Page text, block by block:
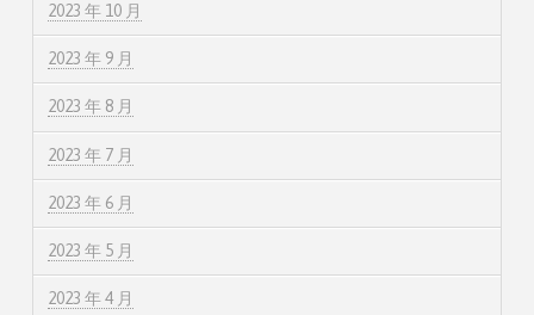
2023 年 10 月
2023 年 9 月
2023 年 8 月
2023 年 7 月
2023 年 6 月
2023 年 5 月
2023 年 4 月